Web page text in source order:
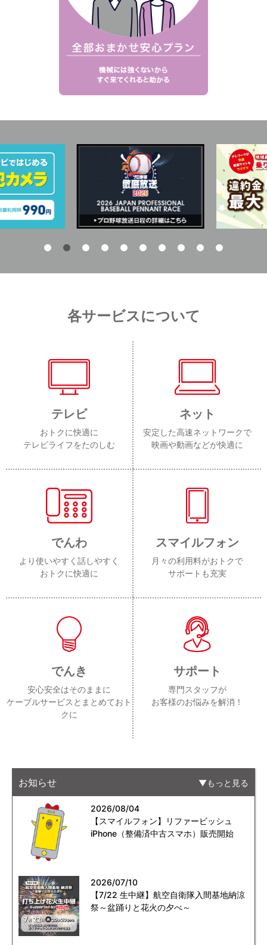
各サービスについて
テレビ
おトクに快適に
テレビライフをたのしむ
ネット
安定した高速ネットワークで
映画や動画などが快適に
でんわ
より使いやすく話しやすく
おトクに快適に
スマイルフォン
月々の利用料がおトクで
サポートも充実
でんき
安心安全はそのままに
ケーブルサービスとまとめておト
クに
サポート
専門スタッフが
お客様のお悩みを解消！
お知らせ もっと見る
2026/08/04
【スマイルフォン】リファービッシュ
iPhone（整備済中古スマホ）販売開始
2026/07/10
【7/22 生中継】航空自衛隊入間基地納涼
祭～盆踊りと花火の夕べ～